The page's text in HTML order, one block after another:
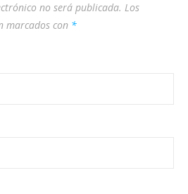
no será publicada. Los
marcados con *